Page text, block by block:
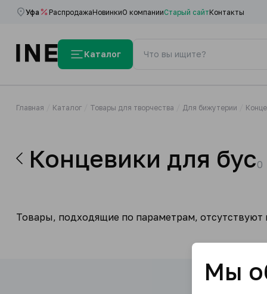
Уфа РаспродажаНовинкиО компанииСтарый сайтКонтакты
Каталог
Главная Каталог Товары для творчества Для бижутерии
Концевики для бус0
Товары, подходящие по параметрам, отсутствуют
Мы